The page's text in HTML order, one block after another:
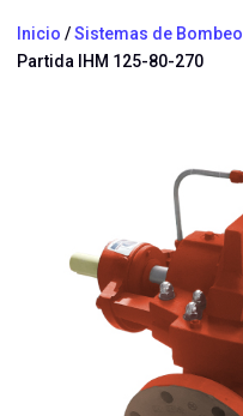
Inicio /Sistemas de Bombeo
Partida IHM 125-80-270